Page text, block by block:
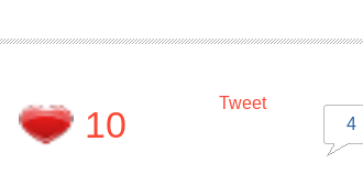
10
Tweet
4